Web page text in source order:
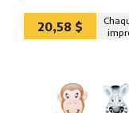
20,58 $